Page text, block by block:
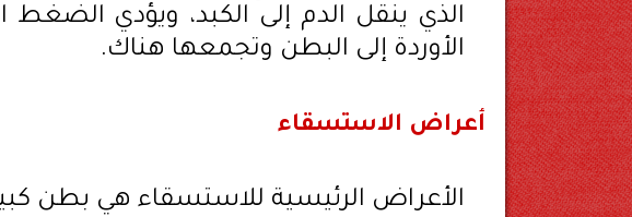
الذي ينقل الدم إلى الكبد، ويؤدي
الأوردة إلى البطن وتجمعها هناك.
أعراض الاستسقاء
الأعراض الرئيسية للاستسقاء هي بطن